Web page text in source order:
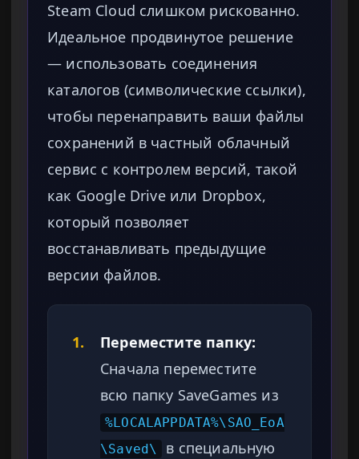
Steam Cloud слишком рискованно.
Идеальное продвинутое решение
— использовать соединения
каталогов (символические ссылки),
чтобы перенаправить ваши файлы
сохранений в частный облачный
сервис с контролем версий, такой
как Google Drive или Dropbox,
который позволяет
восстанавливать предыдущие
версии файлов.
1.
Переместите папку:
Сначала переместите
всю папку SaveGames из
%LOCALAPPDATA%\SAO_EoA
\Saved\
в специальную